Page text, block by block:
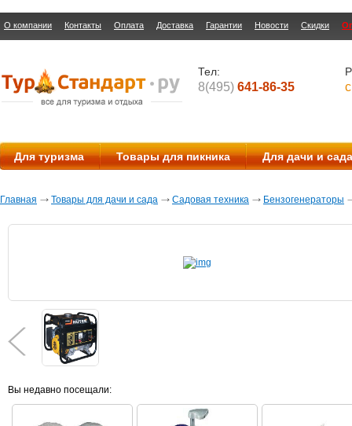
О компании Контакты Оплата Доставка Гарантии Новости Скидки
Тел:
8(495) 641-86-35
Для туризма Товары для пикника Для дачи и сада
Главная Товары для дачи и сада Садовая техника Бензогенераторы
Вы недавно посещали: